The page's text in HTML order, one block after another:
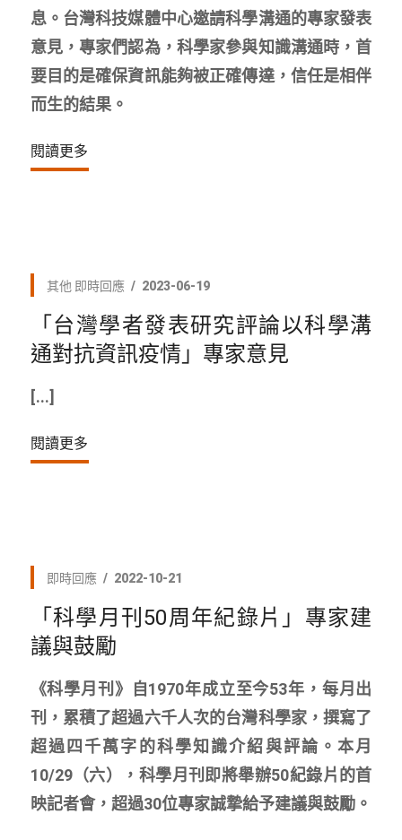
息。台灣科技媒體中心邀請科學溝通的專家發表
意見，專家們認為，科學家參與知識溝通時，首
要目的是確保資訊能夠被正確傳達，信任是相伴
而生的結果。
閱讀更多
其他 即時回應 2023-06-19
「台灣學者發表研究評論以科學溝
通對抗資訊疫情」專家意見
[...]
閱讀更多
即時回應 2022-10-21
「科學月刊50周年紀錄片」專家建
議與鼓勵
《科學月刊》自1970年成立至今53年，每月出
刊，累積了超過六千人次的台灣科學家，撰寫了
超過四千萬字的科學知識介紹與評論。本月
10/29（六），科學月刊即將舉辦50紀錄片的首
映記者會，超過30位專家誠摯給予建議與鼓勵。